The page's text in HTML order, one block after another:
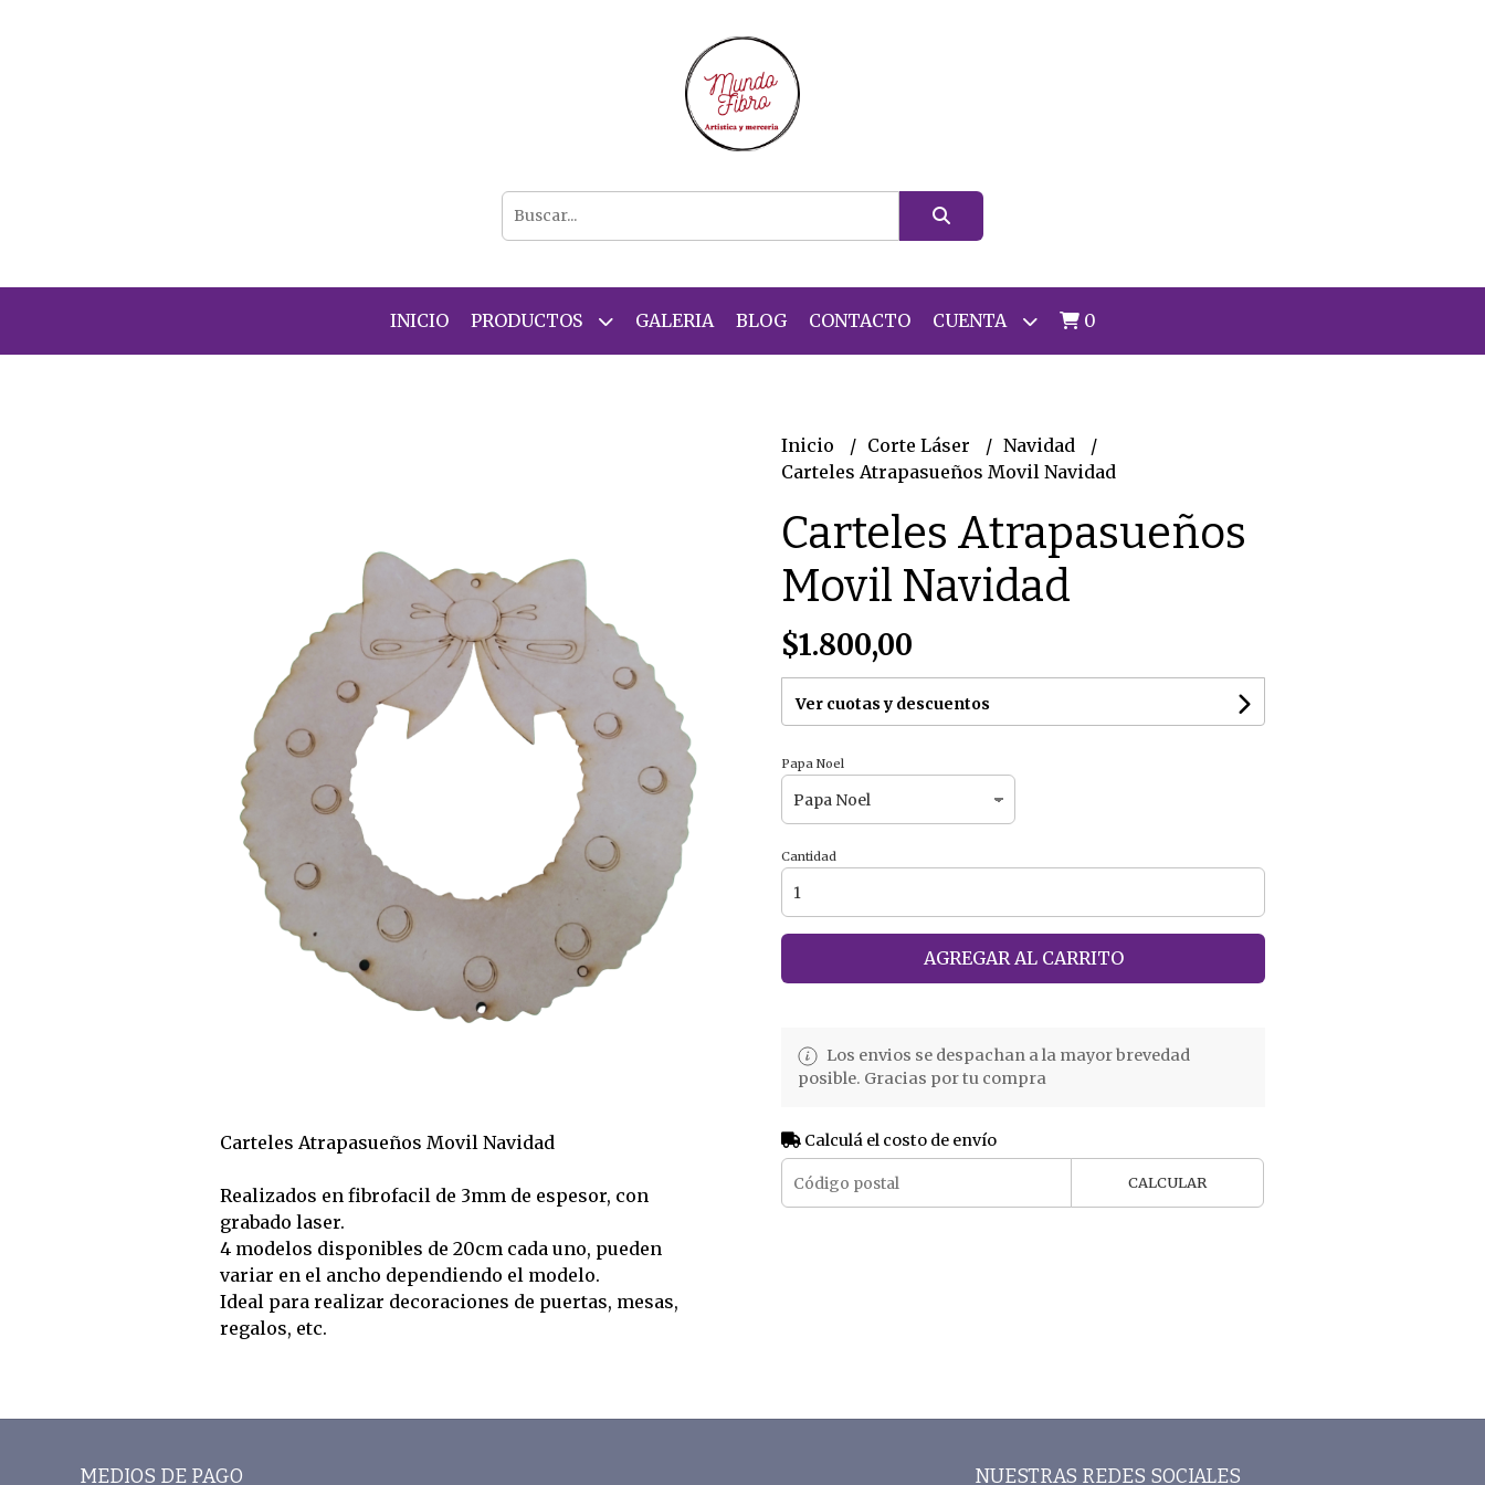
INICIO PRODUCTOS GALERIA BLOG CONTACTO CUENTA 0
Carteles Atrapasueños Movil Navidad
Realizados en fibrofacil de 3mm de espesor, con
grabado laser.
4 modelos disponibles de 20cm cada uno, pueden
variar en el ancho dependiendo el modelo.
Ideal para realizar decoraciones de puertas, mesas,
regalos, etc.
Inicio Corte Láser
Navidad
Carteles Atrapasueños Movil Navidad
Carteles Atrapasueños
Movil Navidad
$1.800,00
Ver cuotas y descuentos
Papa Noel
Cantidad
AGREGAR AL CARRITO
Los envios se despachan a la mayor brevedad
posible. Gracias por tu compra
Calculá el costo de envío
CALCULAR
MEDIOS DE PAGO NUESTRAS REDES SOCIALES